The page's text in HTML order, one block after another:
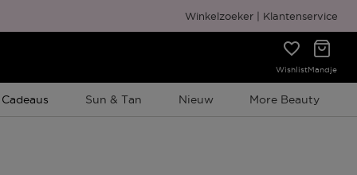
Gratis cadeauverpakking
Winkelzoeker Klantenservice
WishlistMandje
Sun & Tan Nieuw More Beauty